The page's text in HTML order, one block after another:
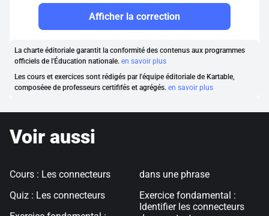
Afficher la correction
La charte éditoriale garantit la conformité des contenus aux programmes
officiels de l'Éducation nationale. en savoir plus
Les cours et exercices sont rédigés par l'équipe éditoriale de Kartable,
composéee de professeurs certififés et agrégés. en savoir plus
Voir aussi
Cours : Les connecteurs
Quiz : Les connecteurs
dans une phrase
Exercice fondamental :
Identifier les connecteurs